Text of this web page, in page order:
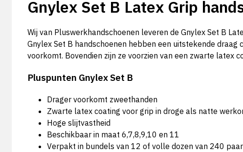
Gnylex Set B Latex Grip
Wij van Pluswerkhandschoenen leveren de Gnylex Set B
Gnylex Set B handschoenen hebben een uitstekende
voorkomt. Bovendien zijn ze voorzien van een zwarte latex
Pluspunten Gnylex Set B
Drager voorkomt zweethanden
Zwarte latex coating voor grip in droge als natte
Hoge slijtvastheid
Beschikbaar in maat 6,7,8,9,10 en 11
Verpakt in bundels van 12 of volle dozen van 240 paar